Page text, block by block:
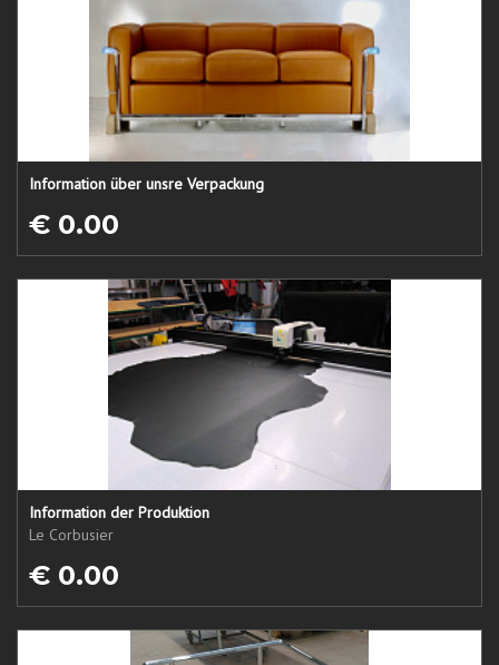
Information über unsre Verpackung
€ 0.00
Information der Produktion
Le Corbusier
€ 0.00